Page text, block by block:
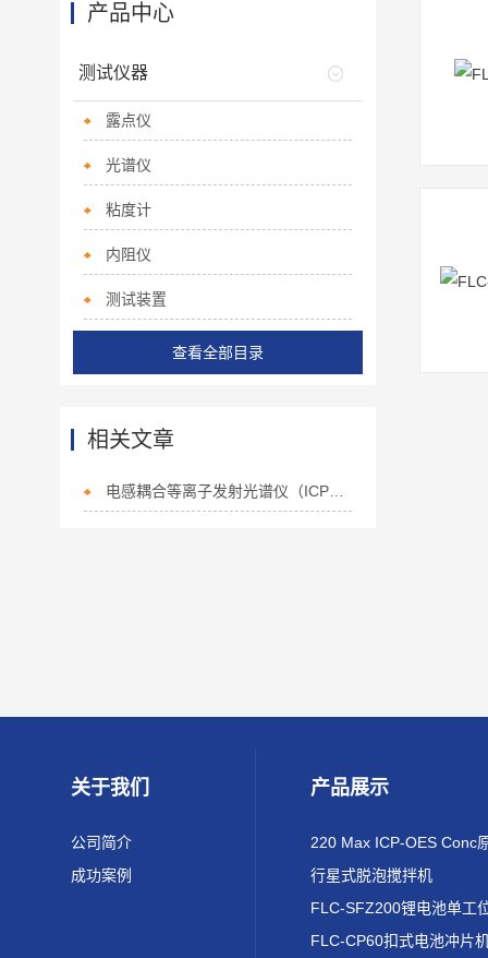
产品中心
测试仪器
露点仪
光谱仪
粘度计
内阻仪
测试装置
查看全部目录
相关文章
电感耦合等离子发射光谱仪（ICP）：锂电池实验室的“元素能手”
关于我们
公司简介
成功案例
产品展示
行星式脱泡搅拌机
FLC-CP60扣式电池冲片